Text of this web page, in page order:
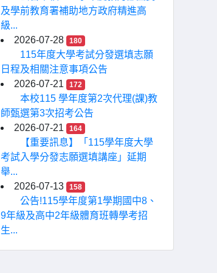
及學前教育署補助地方政府精進高
級...
2026-07-28
180
115年度大學考試分發選填志願
日程及相關注意事項公告
2026-07-21
172
本校115 學年度第2次代理(課)教
師甄選第3次招考公告
2026-07-21
164
【重要訊息】「115學年度大學
考試入學分發志願選填講座」延期
舉...
2026-07-13
158
公告!115學年度第1學期國中8、
9年級及高中2年級體育班轉學考招
生...